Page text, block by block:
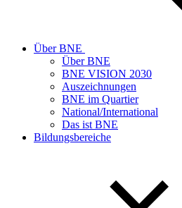
Über BNE
Über BNE
BNE VISION 2030
Auszeichnungen
BNE im Quartier
National/International
Das ist BNE
Bildungsbereiche